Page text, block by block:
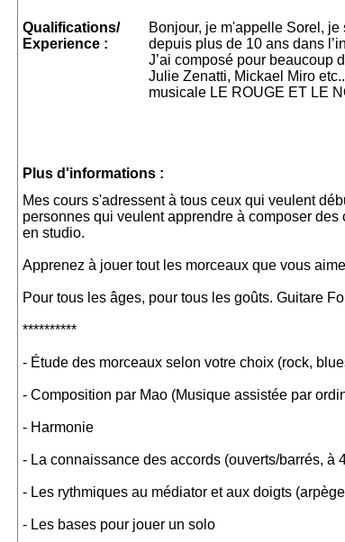
Qualifications/
Experience :
Bonjour, je m'appelle Sorel,
depuis plus de 10 ans dans
J’ai composé pour beaucoup
Julie Zenatti, Mickael Miro
musicale LE ROUGE ET LE
Plus d'informations :
Mes cours s'adressent à tous ceux qui veulent
personnes qui veulent apprendre à composer des
en studio.
Apprenez à jouer tout les morceaux que vous
Pour tous les âges, pour tous les goûts. Guitare
**********
- Étude des morceaux selon votre choix (rock,
- Composition par Mao (Musique assistée par
- Harmonie
- La connaissance des accords (ouverts/barrés, à
- Les rythmiques au médiator et aux doigts
- Les bases pour jouer un solo